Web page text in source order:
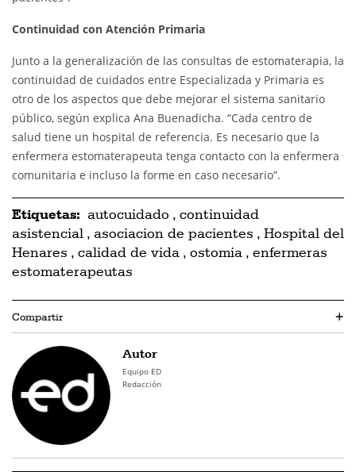
Continuidad con Atención Primaria
Junto a la generalización de las consultas de estomaterapia, la
continuidad de cuidados entre Especializada y Primaria es
otro de los aspectos que debe mejorar el sistema sanitario
público, según explica Ana Buenadicha. “Cada centro de
salud tiene un hospital de referencia. Es necesario que la
enfermera estomaterapeuta tenga contacto con la enfermera
comunitaria e incluso la forme en caso necesario”.
Etiquetas: autocuidado , continuidad
asistencial , asociacion de pacientes , Hospital del
Henares , calidad de vida , ostomia , enfermeras
estomaterapeutas
Compartir +
Autor
Equipo ED
Redacción